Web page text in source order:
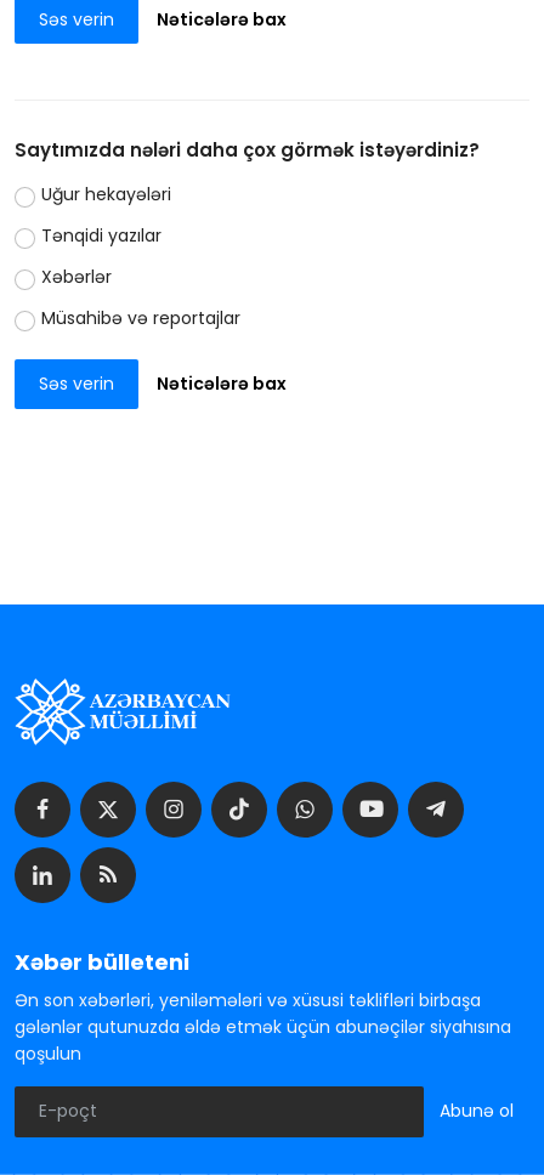
Səs verin Nəticələrə bax
Saytımızda nələri daha çox görmək istəyərdiniz?
Uğur hekayələri
Tənqidi yazılar
Xəbərlər
Müsahibə və reportajlar
Səs verin Nəticələrə bax
Xəbər bülleteni
Ən son xəbərləri, yeniləmələri və xüsusi təklifləri birbaşa
gələnlər qutunuzda əldə etmək üçün abunəçilər siyahısına
qoşulun
Abunə ol